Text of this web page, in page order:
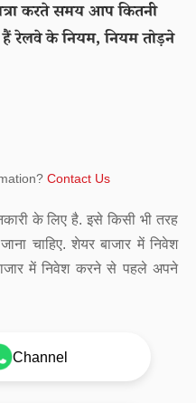
करते समय आप कितनी
रेलवे के नियम, नियम तोड़ने
Contact Us
के लिए है. इसे किसी भी तरह
चाहिए. शेयर बाजार में निवेश
में निवेश करने से पहले अपने
Channel